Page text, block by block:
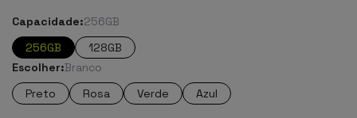
Capacidade:256GB
256GB
128GB
Escolher:Branco
Preto
Rosa Verde Azul